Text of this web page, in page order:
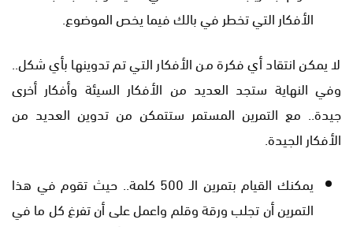
الأفكار التي تخطر في بالك فيما يخص الموضوع.
لا يمكن انتقاد أي فكرة من الأفكار التي تم تدوينها بأي شكل..
وفي النهاية ستجد العديد من الأفكار السيئة وأفكار أخرى
جيدة.. مع التمرين المستمر ستتمكن من تدوين العديد من
الأفكار الجيدة.
يمكنك القيام بتمرين الـ 500 كلمة.. حيث تقوم في هذا
التمرين أن تجلب ورقة وقلم واعمل على أن تفرغ كل ما في